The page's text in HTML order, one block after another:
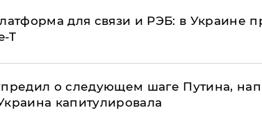
для связи и РЭБ: в Украине
T
о следующем шаге Путина,
капитулировала